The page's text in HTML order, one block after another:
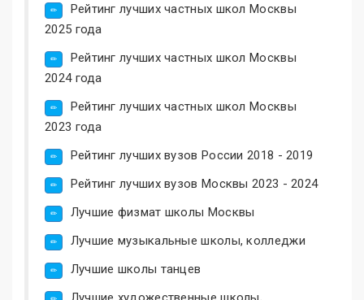
Рейтинг лучших частных школ Москвы
2025 года
Рейтинг лучших частных школ Москвы
2024 года
Рейтинг лучших частных школ Москвы
2023 года
Рейтинг лучших вузов России 2018 - 2019
Рейтинг лучших вузов Москвы 2023 - 2024
Лучшие физмат школы Москвы
Лучшие музыкальные школы, колледжи
Лучшие школы танцев